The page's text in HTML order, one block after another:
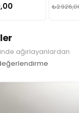
₺2.926,00
ağırlayanlardan
değerlendirme